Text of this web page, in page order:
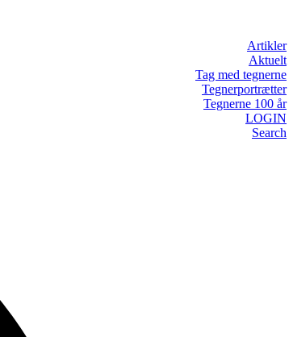
Artikler
Aktuelt
Tag med tegnerne
Tegnerportrætter
Tegnerne 100 år
LOGIN
Search